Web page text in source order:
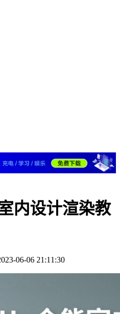
内设计渲染教
06-06 21:11:30